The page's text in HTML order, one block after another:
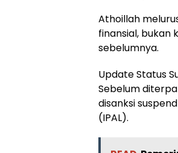
Athoillah
finansial, bukan
sebelumnya.
Update Status
Sebelum
disanksi
(IPAL).